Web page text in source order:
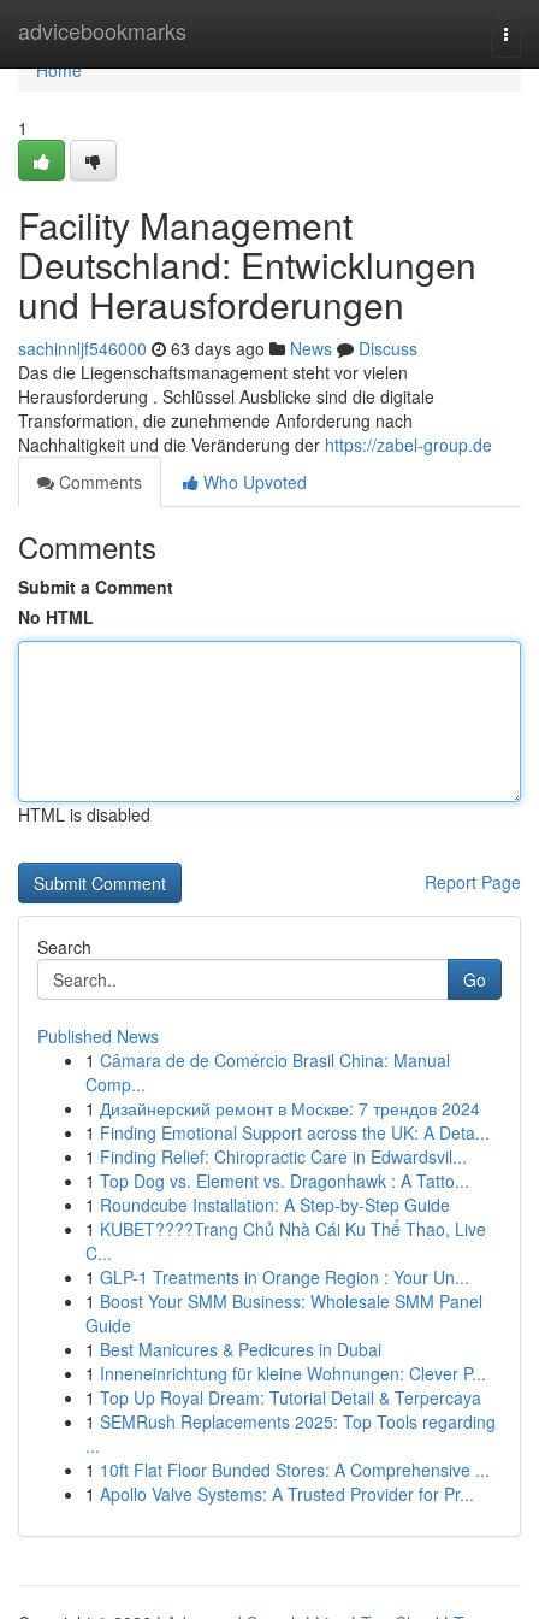
advicebookmarks
Home
Home
1
Facility Management
Deutschland: Entwicklungen
und Herausforderungen
sachinnljf546000 63 days ago News
Discuss
Das die Liegenschaftsmanagement steht vor vielen
Herausforderung . Schlüssel Ausblicke sind die digitale
Transformation, die zunehmende Anforderung nach
Nachhaltigkeit und die Veränderung der https://zabel-group.de
Comments
Who Upvoted
Comments
Submit a Comment
No HTML
HTML is disabled
Report Page
Search
Go
Published News
1 Câmara de de Comércio Brasil China: Manual
Comp...
1 Дизайнерский ремонт в Москве: 7 трендов 2024
1 Finding Emotional Support across the UK: A Deta...
1 Finding Relief: Chiropractic Care in Edwardsvil...
1 Top Dog vs. Element vs. Dragonhawk : A Tatto...
1 Roundcube Installation: A Step-by-Step Guide
1 KUBET????️Trang Chủ Nhà Cái Ku Thể Thao, Live
C...
1 GLP-1 Treatments in Orange Region : Your Un...
1 Boost Your SMM Business: Wholesale SMM Panel
Guide
1 Best Manicures & Pedicures in Dubai
1 Inneneinrichtung für kleine Wohnungen: Clever P...
1 Top Up Royal Dream: Tutorial Detail & Terpercaya
1 SEMRush Replacements 2025: Top Tools regarding
...
1 10ft Flat Floor Bunded Stores: A Comprehensive ...
1 Apollo Valve Systems: A Trusted Provider for Pr...